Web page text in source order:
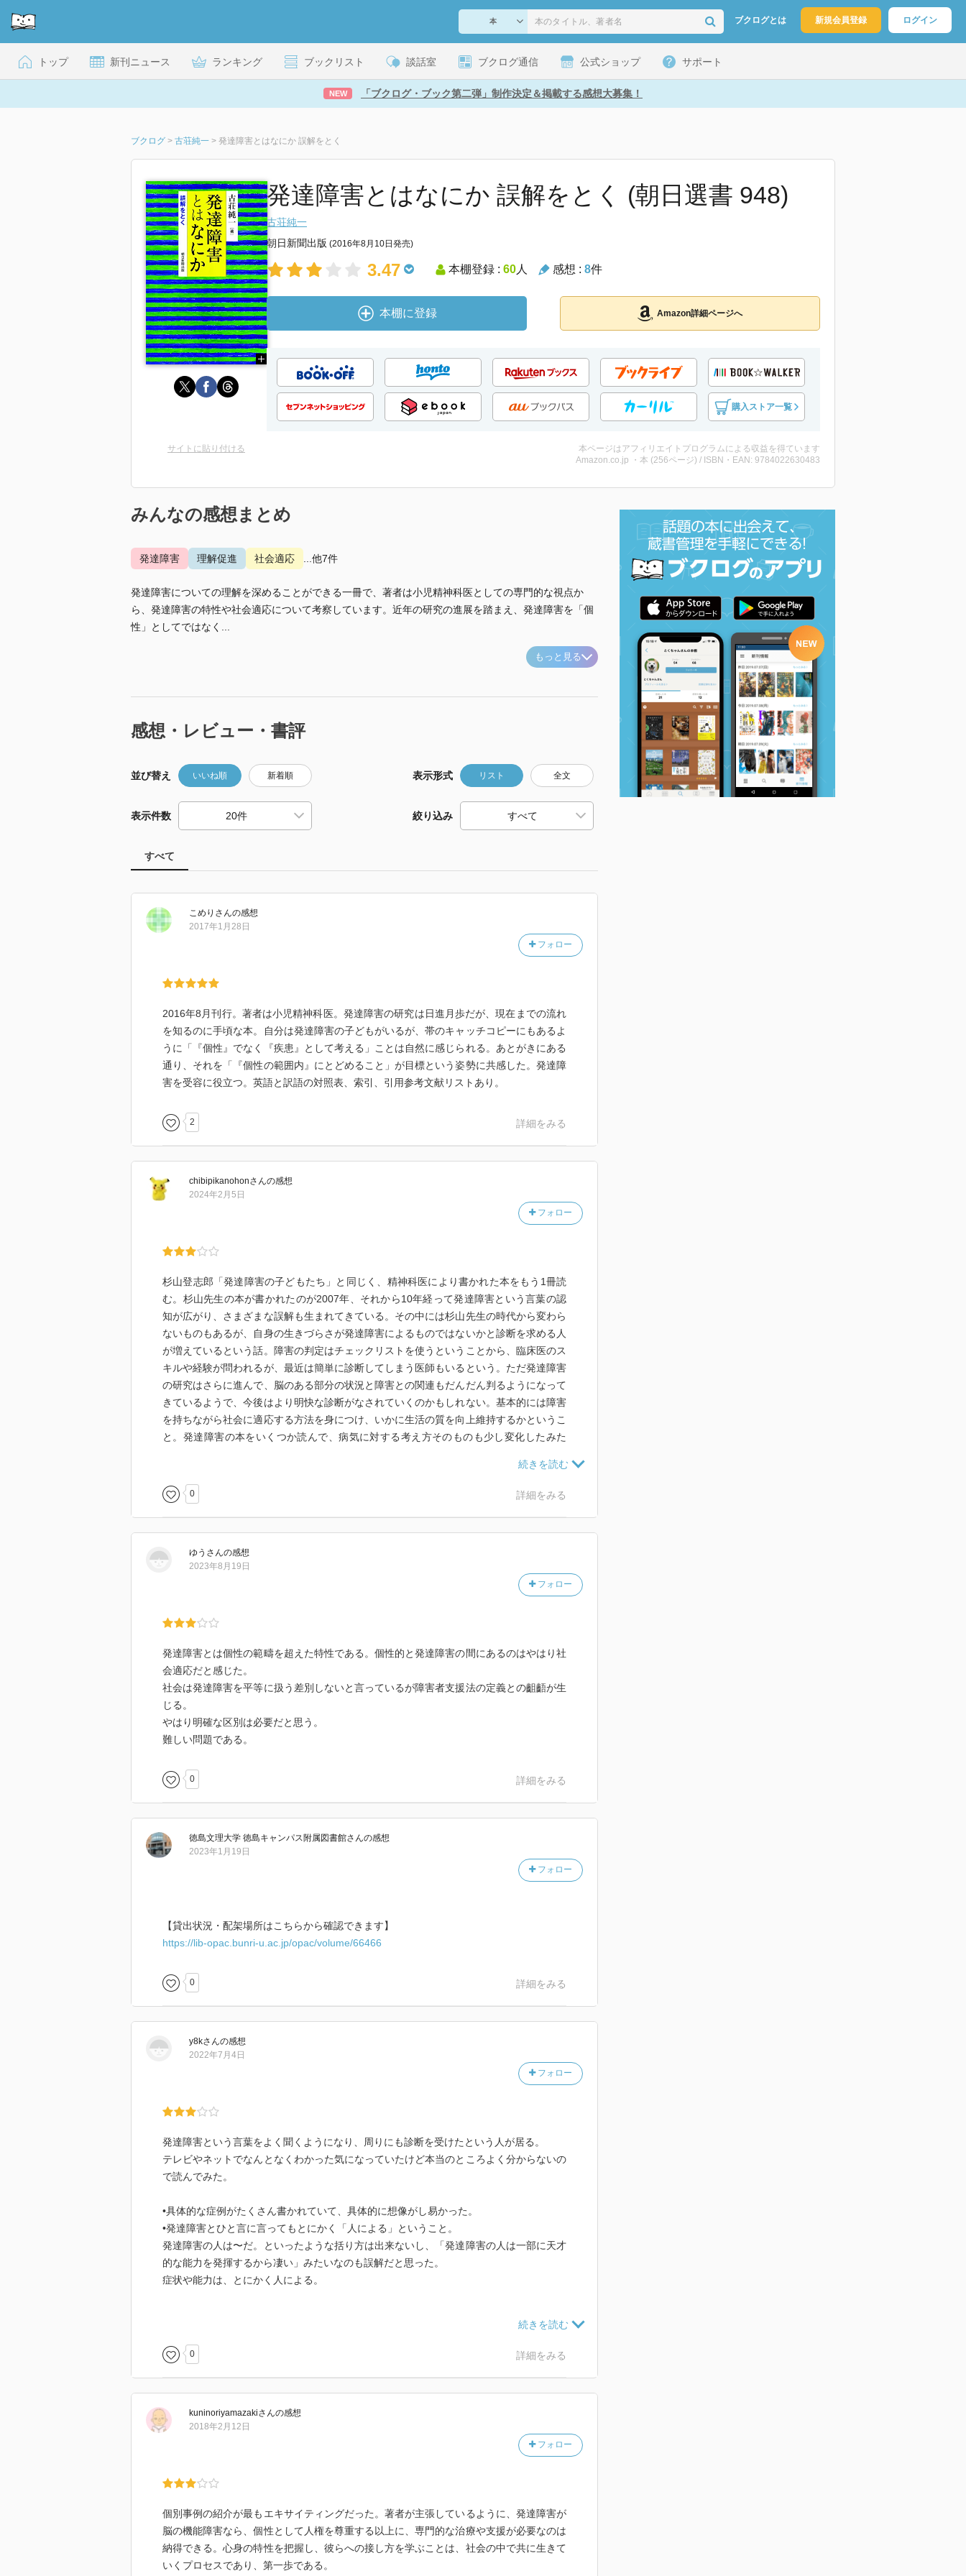
ブクログとは 新規会員登録 ログイン
トップ 新刊ニュース ランキング ブックリスト 談話室 ブクログ通信 公式ショップ サポート
NEW 「ブクログ・ブック第二弾」制作決定＆掲載する感想大募集！
ブクログ > 古荘純一 > 発達障害とはなにか 誤解をとく
発達障害とはなにか 誤解をとく (朝日選書 948)
古荘純一
朝日新聞出版 (2016年8月10日発売)
3.47 本棚登録 : 60人 感想 : 8件
本棚に登録 Amazon詳細ページへ
購入ストア一覧
サイトに貼り付ける
本ページはアフィリエイトプログラムによる収益を得ています
Amazon.co.jp ・本 (256ページ) / ISBN・EAN: 9784022630483
みんなの感想まとめ
発達障害 理解促進 社会適応 ...他7件
発達障害についての理解を深めることができる一冊で、著者は小児精神科医としての専門的な視点か
ら、発達障害の特性や社会適応について考察しています。近年の研究の進展を踏まえ、発達障害を「個
性」としてではなく...
もっと見る
感想・レビュー・書評
並び替え いいね順 新着順 表示形式 リスト 全文
表示件数 絞り込み
すべて
こめり さんの感想
フォロー
2017年1月28日
2016年8月刊行。著者は小児精神科医。発達障害の研究は日進月歩だが、現在までの流れ
を知るのに手頃な本。自分は発達障害の子どもがいるが、帯のキャッチコピーにもあるよ
うに「『個性』でなく『疾患』として考える」ことは自然に感じられる。あとがきにある
通り、それを「『個性の範囲内』にとどめること」が目標という姿勢に共感した。発達障
害を受容に役立つ。英語と訳語の対照表、索引、引用参考文献リストあり。
2 詳細をみる
chibipikanohonさんの感想
フォロー
2024年2月5日
杉山登志郎「発達障害の子どもたち」と同じく、精神科医により書かれた本をもう1冊読
む。杉山先生の本が書かれたのが2007年、それから10年経って発達障害という言葉の認
知が広がり、さまざまな誤解も生まれてきている。その中には杉山先生の時代から変わら
ないものもあるが、自身の生きづらさが発達障害によるものではないかと診断を求める人
が増えているという話。障害の判定はチェックリストを使うということから、臨床医のス
キルや経験が問われるが、最近は簡単に診断してしまう医師もいるという。ただ発達障害
の研究はさらに進んで、脳のある部分の状況と障害との関連もだんだん判るようになって
きているようで、今後はより明快な診断がなされていくのかもしれない。基本的には障害
を持ちながら社会に適応する方法を身につけ、いかに生活の質を向上維持するかというこ
と。発達障害の本をいくつか読んで、病気に対する考え方そのものも少し変化したみた
0 詳細をみる
ゆう さんの感想
フォロー
2023年8月19日
発達障害とは個性の範疇を超えた特性である。個性的と発達障害の間にあるのはやはり社
会適応だと感じた。
社会は発達障害を平等に扱う差別しないと言っているが障害者支援法の定義との齟齬が生
じる。
やはり明確な区別は必要だと思う。
難しい問題である。
0 詳細をみる
徳島文理大学 徳島キャンパス附属図書館さんの感想
フォロー
2023年1月19日
【貸出状況・配架場所はこちらから確認できます】
https://lib-opac.bunri-u.ac.jp/opac/volume/66466
0 詳細をみる
y8kさんの感想
フォロー
2022年7月4日
発達障害という言葉をよく聞くようになり、周りにも診断を受けたという人が居る。
テレビやネットでなんとなくわかった気になっていたけど本当のところよく分からないの
で読んでみた。
•具体的な症例がたくさん書かれていて、具体的に想像がし易かった。
•発達障害とひと言に言ってもとにかく「人による」ということ。
発達障害の人は〜だ。といったような括り方は出来ないし、「発達障害の人は一部に天才
的な能力を発揮するから凄い」みたいなのも誤解だと思った。
症状や能力は、とにかく人による。
•治すことは出来ないが、本人と身近な人達の話をよく聞き、環境を変えることで本人も
周りも困り事が少なくなる。
0 詳細をみる
kuninoriyamazakiさんの感想
フォロー
2018年2月12日
個別事例の紹介が最もエキサイティングだった。著者が主張しているように、発達障害が
脳の機能障害なら、個性として人権を尊重する以上に、専門的な治療や支援が必要なのは
納得できる。心身の特性を把握し、彼らへの接し方を学ぶことは、社会の中で共に生きて
いくプロセスであり、第一歩である。